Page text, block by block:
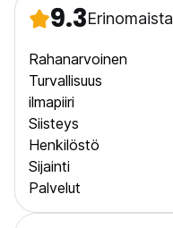
9.3Erinomaista
Rahanarvoinen
Turvallisuus
ilmapiiri
Siisteys
Henkilöstö
Sijainti
Palvelut